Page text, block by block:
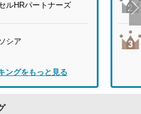
ルHRパートナーズ
シア
ングをもっと見る